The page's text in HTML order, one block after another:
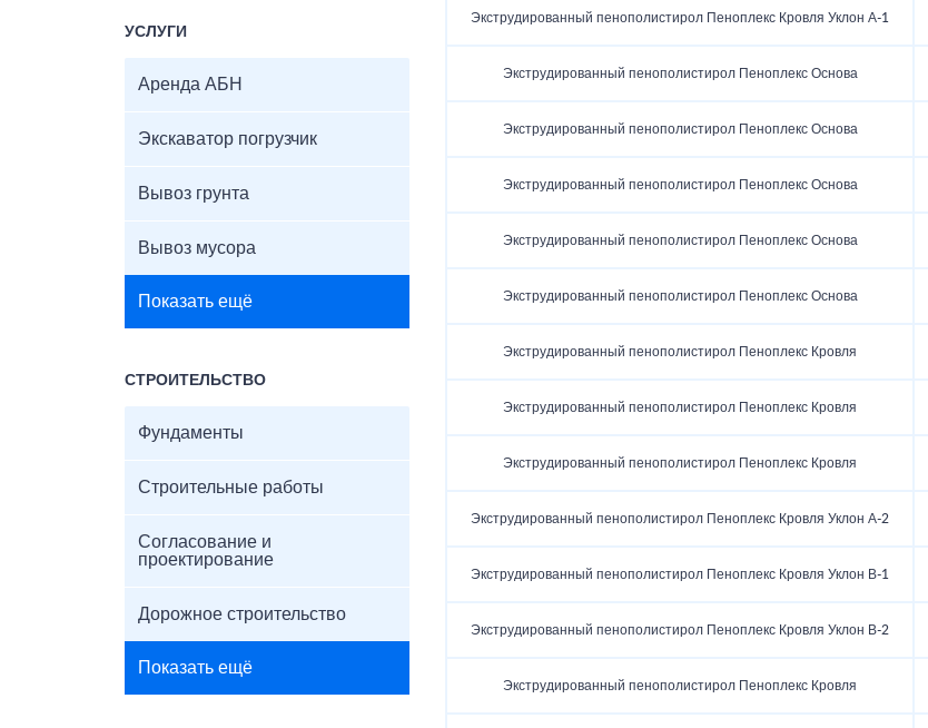
УСЛУГИ
Аренда АБН
Экскаватор погрузчик
Вывоз грунта
Вывоз мусора
Показать ещё
СТРОИТЕЛЬСТВО
Фундаменты
Строительные работы
Согласование и
проектирование
Дорожное строительство
Показать ещё
Экструдированный пенополистирол Пеноплекс Кровля Уклон А-1
Экструдированный пенополистирол Пеноплекс Основа
Экструдированный пенополистирол Пеноплекс Основа
Экструдированный пенополистирол Пеноплекс Основа
Экструдированный пенополистирол Пеноплекс Основа
Экструдированный пенополистирол Пеноплекс Основа
Экструдированный пенополистирол Пеноплекс Кровля
Экструдированный пенополистирол Пеноплекс Кровля
Экструдированный пенополистирол Пеноплекс Кровля
Экструдированный пенополистирол Пеноплекс Кровля Уклон А-2
Экструдированный пенополистирол Пеноплекс Кровля Уклон В-1
Экструдированный пенополистирол Пеноплекс Кровля Уклон В-2
Экструдированный пенополистирол Пеноплекс Кровля